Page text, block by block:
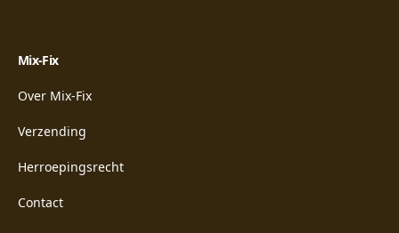
Mix-Fix
Over Mix-Fix
Verzending
Herroepingsrecht
Contact